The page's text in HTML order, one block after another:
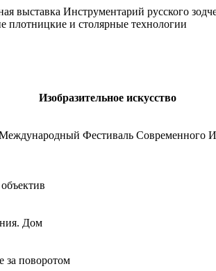
выставка Инструментарий русского
плотницкие и столярные технологии
Изобразительное искусство
Фестиваль Современного
Дом
за поворотом